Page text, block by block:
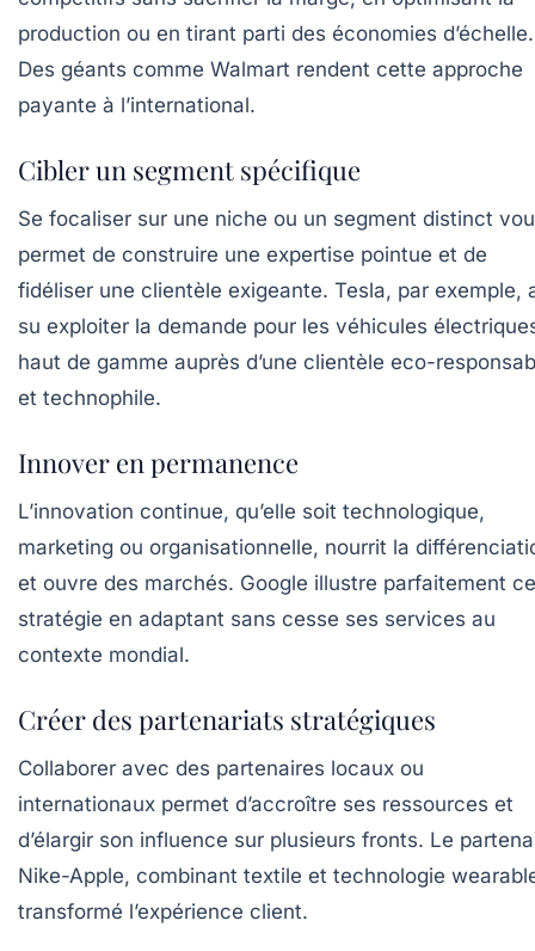
production ou en tirant parti des économies d’échelle.
Des géants comme Walmart rendent cette approche
payante à l’international.
Cibler un segment spécifique
Se focaliser sur une niche ou un segment distinct
permet de construire une expertise pointue et de
fidéliser une clientèle exigeante. Tesla, par exemple,
su exploiter la demande pour les véhicules
haut de gamme auprès d’une clientèle eco-
et technophile.
Innover en permanence
L’innovation continue, qu’elle soit technologique,
marketing ou organisationnelle, nourrit la
et ouvre des marchés. Google illustre parfaitement
stratégie en adaptant sans cesse ses services au
contexte mondial.
Créer des partenariats stratégiques
Collaborer avec des partenaires locaux ou
internationaux permet d’accroître ses ressources et
d’élargir son influence sur plusieurs fronts. Le
Nike-Apple, combinant textile et technologie
transformé l’expérience client.